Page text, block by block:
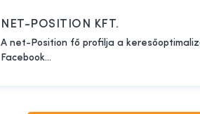
NET-POSITION KFT.
A net-Position fő profilja a
Facebook...